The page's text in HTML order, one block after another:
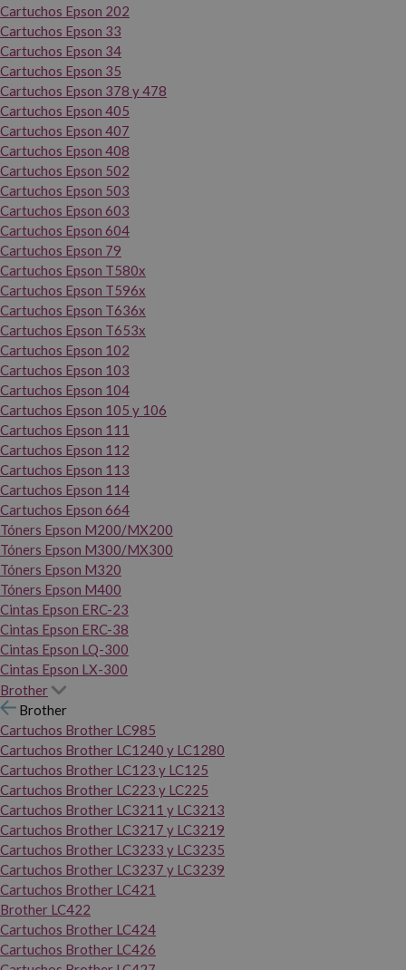
Cartuchos Epson 202
Cartuchos Epson 33
Cartuchos Epson 34
Cartuchos Epson 35
Cartuchos Epson 378 y 478
Cartuchos Epson 405
Cartuchos Epson 407
Cartuchos Epson 408
Cartuchos Epson 502
Cartuchos Epson 503
Cartuchos Epson 603
Cartuchos Epson 604
Cartuchos Epson 79
Cartuchos Epson T580x
Cartuchos Epson T596x
Cartuchos Epson T636x
Cartuchos Epson T653x
Cartuchos Epson 102
Cartuchos Epson 103
Cartuchos Epson 104
Cartuchos Epson 105 y 106
Cartuchos Epson 111
Cartuchos Epson 112
Cartuchos Epson 113
Cartuchos Epson 114
Cartuchos Epson 664
Tóners Epson M200/MX200
Tóners Epson M300/MX300
Tóners Epson M320
Tóners Epson M400
Cintas Epson ERC-23
Cintas Epson ERC-38
Cintas Epson LQ-300
Cintas Epson LX-300
Brother
Brother
Cartuchos Brother LC985
Cartuchos Brother LC1240 y LC1280
Cartuchos Brother LC123 y LC125
Cartuchos Brother LC223 y LC225
Cartuchos Brother LC3211 y LC3213
Cartuchos Brother LC3217 y LC3219
Cartuchos Brother LC3233 y LC3235
Cartuchos Brother LC3237 y LC3239
Cartuchos Brother LC421
Brother LC422
Cartuchos Brother LC424
Cartuchos Brother LC426